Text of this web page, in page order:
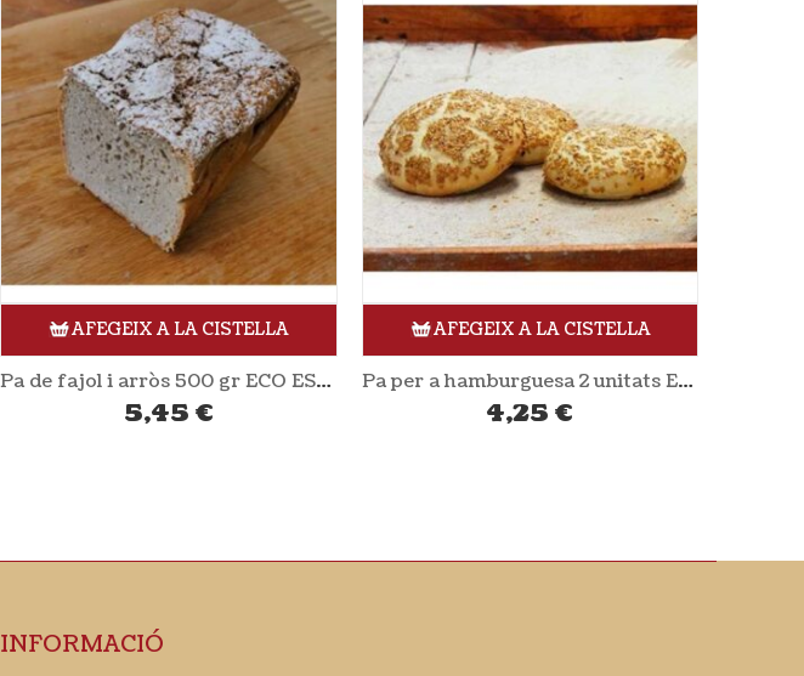
AFEGEIX A LA CISTELLA
Pa per a hamburguesa 2 unitats ECO ESPELTA
4,25 €
AFEGEIX A LA CISTELLA
Pa de viena 2 unitats ECO ESPELTA
3,64€
INFORMACIÓ